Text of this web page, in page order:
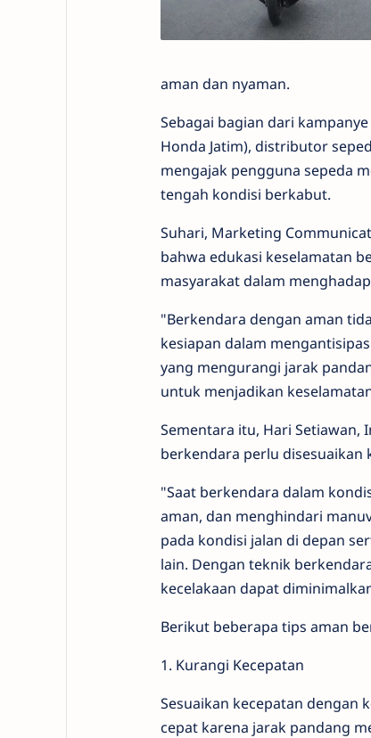
aman dan nyaman.
Sebagai bagian dari
Honda Jatim), distributor
mengajak pengguna sepeda
tengah kondisi berkabut.
Suhari, Marketing
bahwa edukasi keselamatan
masyarakat dalam
"Berkendara dengan aman
kesiapan dalam
yang mengurangi jarak
untuk menjadikan
Sementara itu, Hari Setiawan,
berkendara perlu disesuaikan
"Saat berkendara dalam
aman, dan menghindari
pada kondisi jalan di depan
lain. Dengan teknik
kecelakaan dapat
Berikut beberapa tips aman
1. Kurangi Kecepatan
Sesuaikan kecepatan dengan
cepat karena jarak pandang